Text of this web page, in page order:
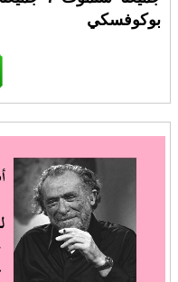
بوكوفسكي